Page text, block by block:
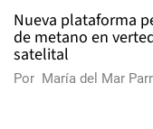
Nueva plataforma
de metano en
satelital
Por María del Mar